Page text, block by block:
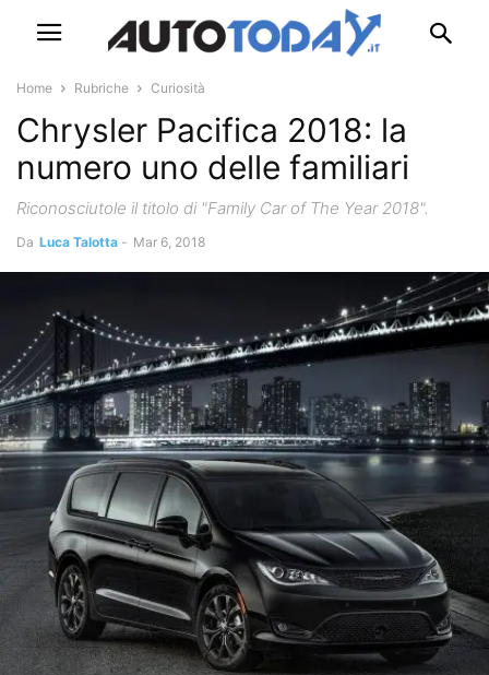
Home Rubriche Curiosità
Chrysler Pacifica 2018: la
numero uno delle familiari
Riconosciutole il titolo di "Family Car of The Year 2018".
Da Luca Talotta - Mar 6, 2018